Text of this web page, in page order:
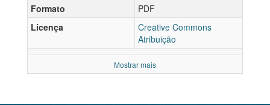
Formato
PDF
Licença
Creative Commons
Atribuição
Mostrar mais